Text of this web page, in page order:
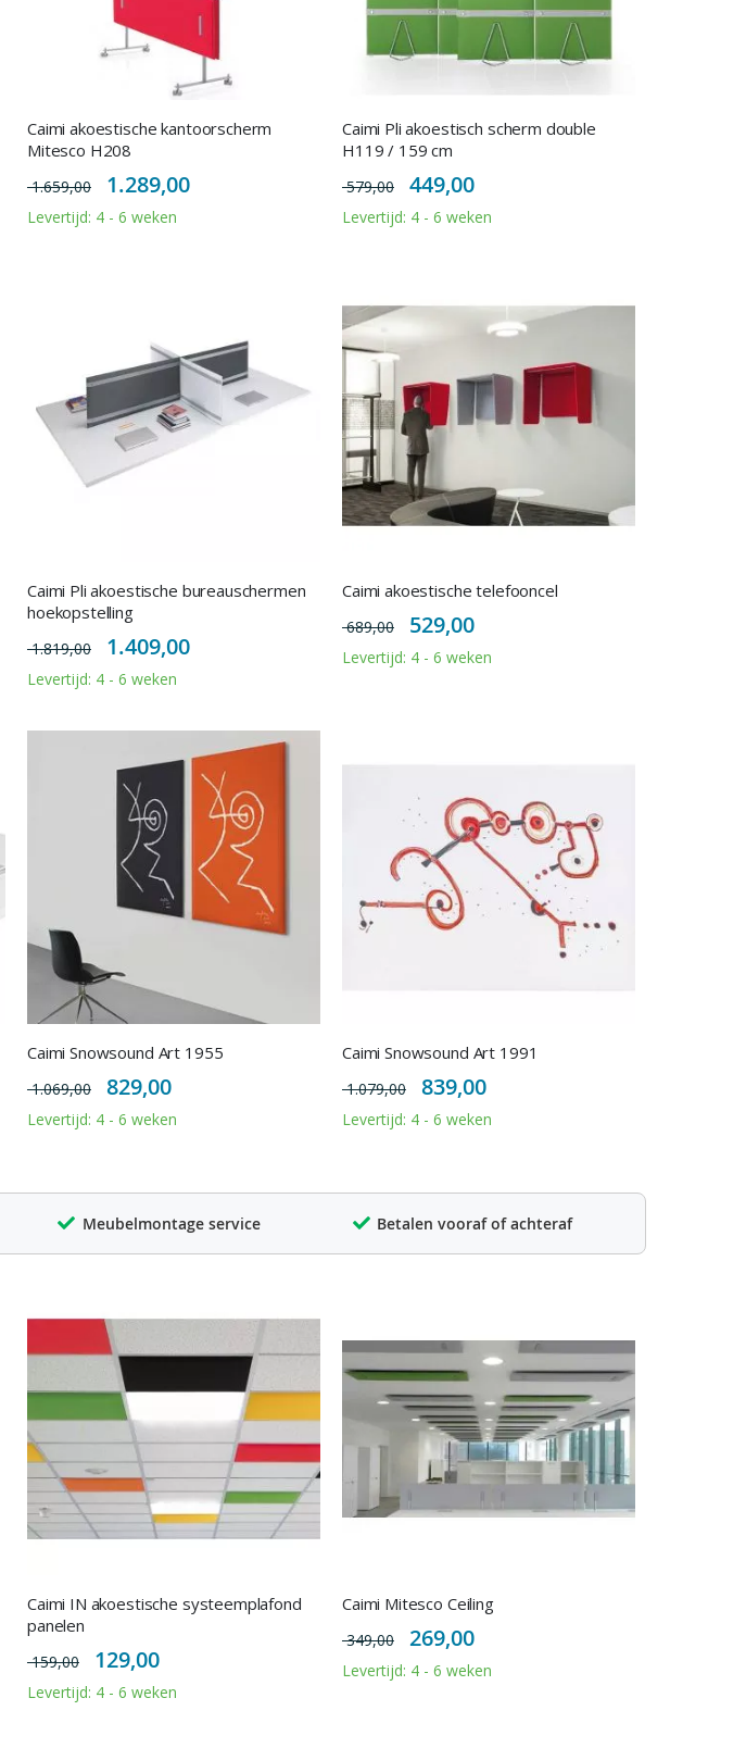
Caimi akoestische kantoorscherm
Mitesco H208
1.659,00
Special
Price
1.289,00
Levertijd: 4 - 6 weken
Caimi Pli akoestisch scherm double
H119 / 159 cm
579,00
Special
Price
449,00
Levertijd: 4 - 6 weken
Caimi Pli akoestische bureauschermen
hoekopstelling
1.819,00
Special
Price
1.409,00
Levertijd: 4 - 6 weken
Caimi akoestische telefooncel
689,00
Special
Price
529,00
Levertijd: 4 - 6 weken
Caimi Snowsound Art 1955
1.069,00
Special
Price
829,00
Levertijd: 4 - 6 weken
Caimi Snowsound Art 1991
1.079,00
Special
Price
839,00
Levertijd: 4 - 6 weken
Meubelmontage service Betalen vooraf of achteraf
Caimi IN akoestische systeemplafond
panelen
159,00
Special
Price
129,00
Levertijd: 4 - 6 weken
Caimi Mitesco Ceiling
349,00
Special
Price
269,00
Levertijd: 4 - 6 weken